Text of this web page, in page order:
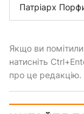
Патріарх
Якщо ви помітили
натисніть
про це редакцію.